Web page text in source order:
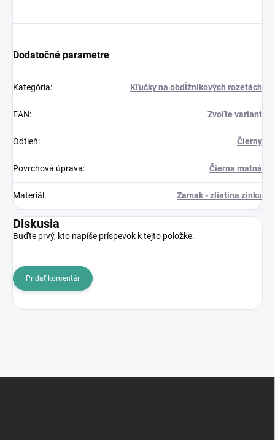
Dodatočné parametre
Kategória: Kľučky na obdĺžnikových rozetách
EAN: Zvoľte variant
Odtieň: Čierny
Povrchová úprava: Čierna matná
Materiál : Zamak - zliatina zinku
Diskusia
Buďte prvý, kto napíše príspevok k tejto položke.
Pridať komentár